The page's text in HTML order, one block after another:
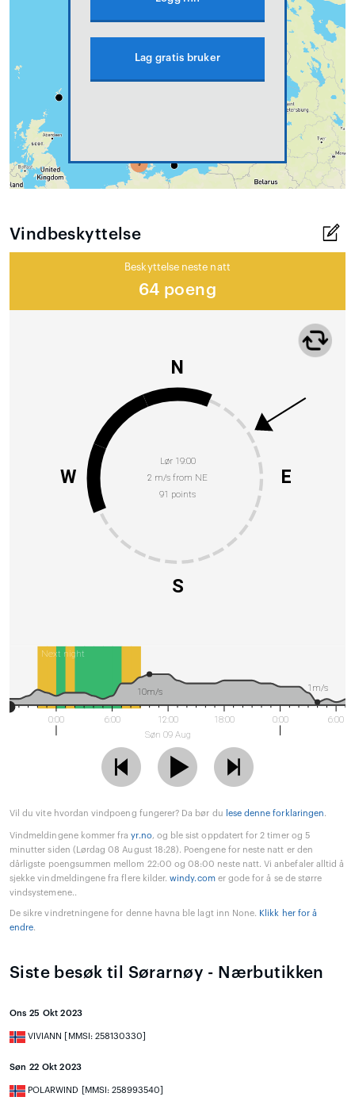
Lag gratis bruker
Vindbeskyttelse
Beskyttelse neste natt
64 poeng
Lør 19:00
2 m/s from NE
91 points
N
E
S
W
Next night
0:00 6:00
12:00
Søn 09 Aug
18:00 0:00 6:00
10m/s 1m/s
Vil du vite hvordan vindpoeng fungerer? Da bør du lese denne forklaringen.
Vindmeldingene kommer frayr.no, og ble sist oppdatert for 2 timer og 5
minutter siden (Lørdag 08 August 18:28). Poengene for neste natt er den
dårligste poengsummen mellom 22:00 og 08:00 neste natt. Vi anbefaler alltid å
sjekke vindmeldingene fra flere kilder.windy.comer gode for å se de større
vindsystemene..
De sikre vindretningene for denne havna ble lagt inn None. Klikk her for å
endre.
Siste besøk til Sørarnøy - Nærbutikken
Ons 25 Okt 2023
VIVIANN [MMSI: 258130330]
Søn 22 Okt 2023
POLARWIND [MMSI: 258993540]